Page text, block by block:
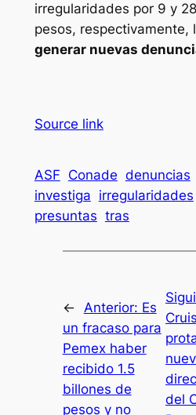
irregularidades por 9 y
pesos, respectivamente,
generar nuevas
Source link
ASF Conade denuncias
investiga irregularidades
presuntas tras
← Anterior: Es
un fracaso para
Pemex haber
recibido 1.5
billones de
pesos y no
del